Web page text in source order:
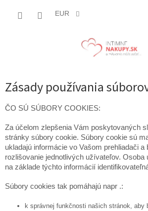
EUR
Zásady používania
ČO SÚ SÚBORY COOKIES:
Za účelom zlepšenia Vám poskytovaných
stránky súbory cookie. Súbory cookie sú
ukladajú informácie vo Vašom prehliadači a
rozlišovanie jednotlivých užívateľov. Osoba
na základe týchto informácií
Súbory cookies tak pomáhajú napr .:
k správnej funkčnosti našich stránok, aby